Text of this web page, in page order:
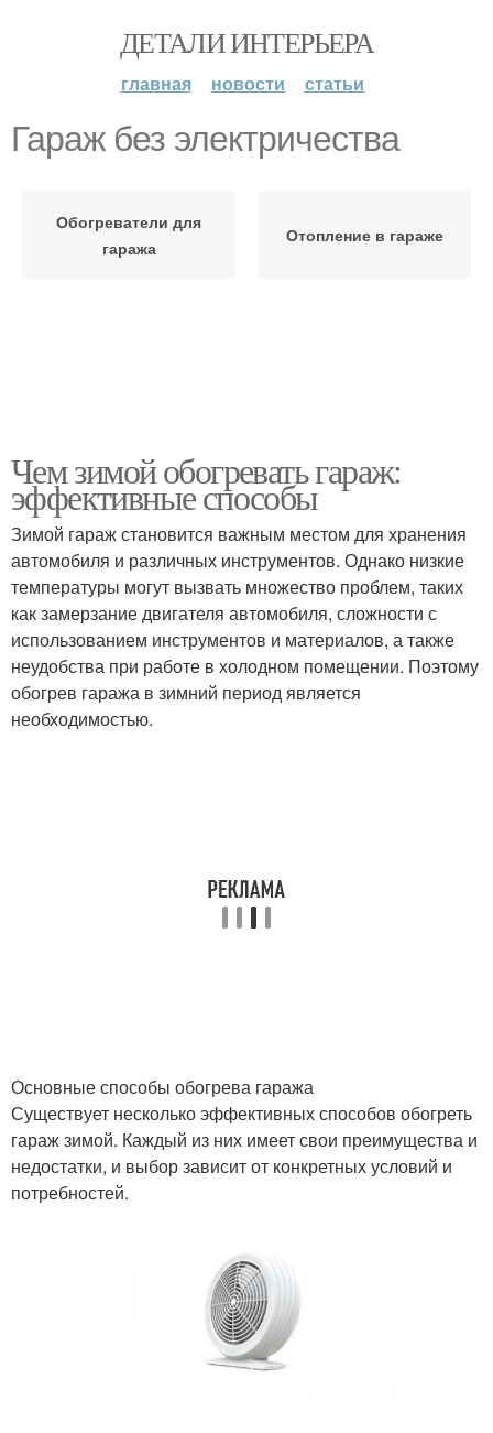
ДЕТАЛИ ИНТЕРЬЕРА
главная новости статьи
Гараж без электричества
Обогреватели для
гаража
Отопление в гараже
Чем зимой обогревать гараж:
эффективные способы
Зимой гараж становится важным местом для хранения
автомобиля и различных инструментов. Однако низкие
температуры могут вызвать множество проблем, таких
как замерзание двигателя автомобиля, сложности с
использованием инструментов и материалов, а также
неудобства при работе в холодном помещении. Поэтому
обогрев гаража в зимний период является
необходимостью.
Основные способы обогрева гаража
Существует несколько эффективных способов обогреть
гараж зимой. Каждый из них имеет свои преимущества и
недостатки, и выбор зависит от конкретных условий и
потребностей.